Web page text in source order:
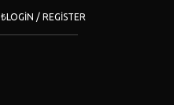
₺LOGIN / REGISTER